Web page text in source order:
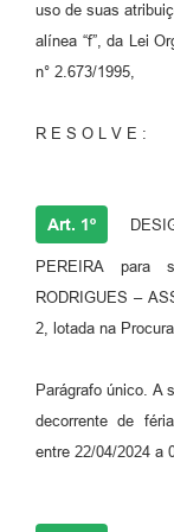
uso de suas
alínea “f”, da Lei
n° 2.673/1995,
R E S O L V E :
Art. 1º
PEREIRA para
RODRIGUES –
2, lotada na
Parágrafo único. A
decorrente de
entre 22/04/2024 a